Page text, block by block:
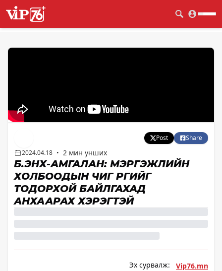
Post
Share
2024.04.18 • 2 мин унших
Б.ЭНХ-АМГАЛАН: МЭРГЭЖЛИЙН
ХОЛБООДЫН ЧИГ ҮҮРГИЙГ
ТОДОРХОЙ БАЙЛГАХАД
АНХААРАХ ХЭРЭГТЭЙ
Эх сурвалж: Vip76.mn